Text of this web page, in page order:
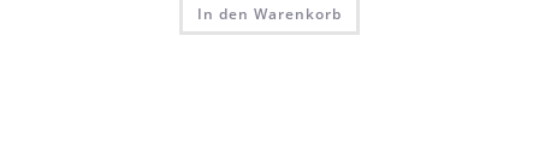
In den Warenkorb